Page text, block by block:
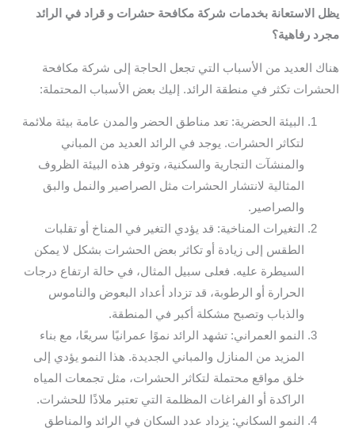
يظل الاستعانة بخدمات شركة مكافحة حشرات و قراد في الرائد
مجرد رفاهية؟
هناك العديد من الأسباب التي تجعل الحاجة إلى شركة مكافحة
الحشرات تكثر في منطقة الرائد. إليك بعض الأسباب المحتملة:
البيئة الحضرية: تعد مناطق الحضر والمدن عامة بيئة ملائمة
لتكاثر الحشرات. يوجد في الرائد العديد من المباني
والمنشآت التجارية والسكنية، وتوفر هذه البيئة الظروف
المثالية لانتشار الحشرات مثل الصراصير والنمل والبق
والصراصير.
التغيرات المناخية: قد يؤدي التغير في المناخ أو تقلبات
الطقس إلى زيادة أو تكاثر بعض الحشرات بشكل لا يمكن
السيطرة عليه. فعلى سبيل المثال، في حالة ارتفاع درجات
الحرارة أو الرطوبة، قد تزداد أعداد البعوض والناموس
والذباب وتصبح مشكلة أكبر في المنطقة.
النمو العمراني: تشهد الرائد نموًا عمرانيًا سريعًا، مع بناء
المزيد من المنازل والمباني الجديدة. هذا النمو يؤدي إلى
خلق مواقع محتملة لتكاثر الحشرات، مثل تجمعات المياه
الراكدة أو الفراغات المظلمة التي تعتبر ملاذًا للحشرات.
النمو السكاني: يزداد عدد السكان في الرائد والمناطق